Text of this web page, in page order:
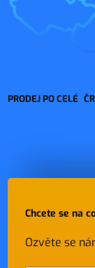
PRODEJ PO CELÉ
Chcete se na
Ozvěte se